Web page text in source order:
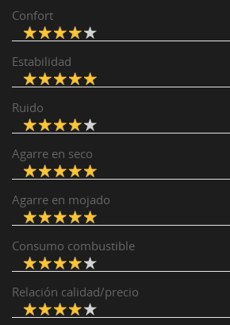
Confort
Estabilidad
Ruido
Agarre en seco
Agarre en mojado
Consumo combustible
Relación calidad/precio